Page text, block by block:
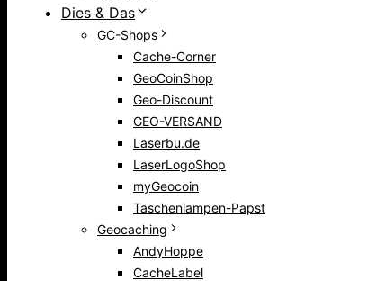
Dies & Das
GC-Shops
Cache-Corner
GeoCoinShop
Geo-Discount
GEO-VERSAND
Laserbu.de
LaserLogoShop
myGeocoin
Taschenlampen-Papst
Geocaching
AndyHoppe
CacheLabel